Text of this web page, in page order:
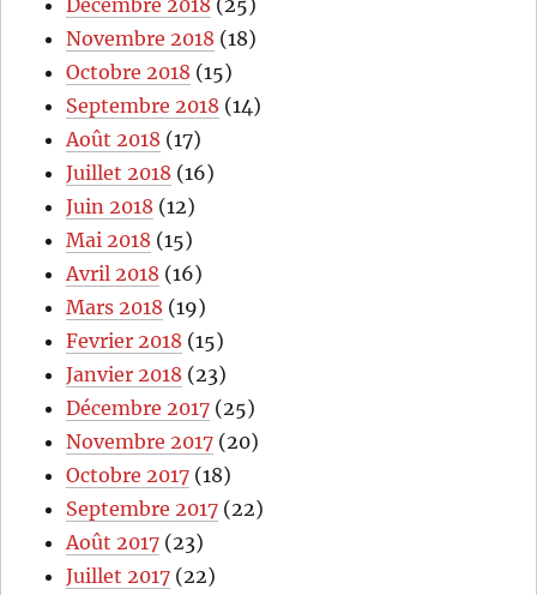
Novembre 2018 (18)
Octobre 2018 (15)
Septembre 2018 (14)
Août 2018 (17)
Juillet 2018 (16)
Juin 2018 (12)
Mai 2018 (15)
Avril 2018 (16)
Mars 2018 (19)
Fevrier 2018 (15)
Janvier 2018 (23)
Décembre 2017 (25)
Novembre 2017 (20)
Octobre 2017 (18)
Septembre 2017 (22)
Août 2017 (23)
Juillet 2017 (22)